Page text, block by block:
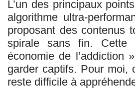
L’un des principaux
algorithme ultra-
proposant des contenus
spirale sans fin. Cette
économie de l’addiction
garder captifs. Pour moi,
reste difficile à